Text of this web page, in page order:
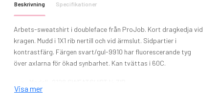
Beskrivning Specifikationer
Arbets-sweatshirt i doubleface från ProJob. Kort dragkedja vid
kragen. Mudd i 1X1 rib nertill och vid ärmslut. Sidpartier i
kontrastfärg. Färgen svart/gul-9910 har fluorescerande tyg
över axlarna för ökad synbarhet. Kan tvättas i 60C.
Material: 80% bomull o 20% polyester, doubleface
Visa mer